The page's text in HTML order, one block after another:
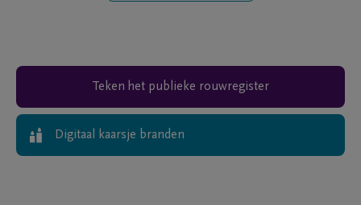
Teken het publieke rouwregister
Digitaal kaarsje branden